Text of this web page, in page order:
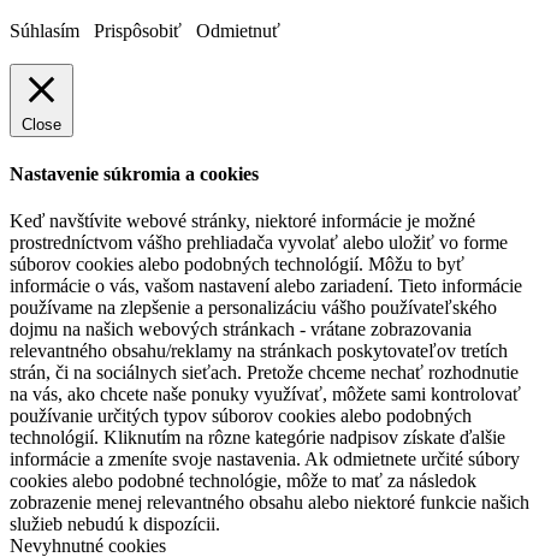
Súhlasím Prispôsobiť Odmietnuť
Close
Nastavenie súkromia a cookies
Keď navštívite webové stránky, niektoré informácie je možné
prostredníctvom vášho prehliadača vyvolať alebo uložiť vo forme
súborov cookies alebo podobných technológií. Môžu to byť
informácie o vás, vašom nastavení alebo zariadení. Tieto informácie
používame na zlepšenie a personalizáciu vášho používateľského
dojmu na našich webových stránkach - vrátane zobrazovania
relevantného obsahu/reklamy na stránkach poskytovateľov tretích
strán, či na sociálnych sieťach. Pretože chceme nechať rozhodnutie
na vás, ako chcete naše ponuky využívať, môžete sami kontrolovať
používanie určitých typov súborov cookies alebo podobných
technológií. Kliknutím na rôzne kategórie nadpisov získate ďalšie
informácie a zmeníte svoje nastavenia. Ak odmietnete určité súbory
cookies alebo podobné technológie, môže to mať za následok
zobrazenie menej relevantného obsahu alebo niektoré funkcie našich
služieb nebudú k dispozícii.
Nevyhnutné cookies